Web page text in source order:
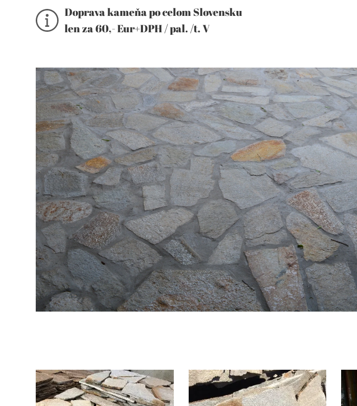
Doprava kameňa po celom Slovensku
len za 60,- Eur+DPH /pal. /t. V